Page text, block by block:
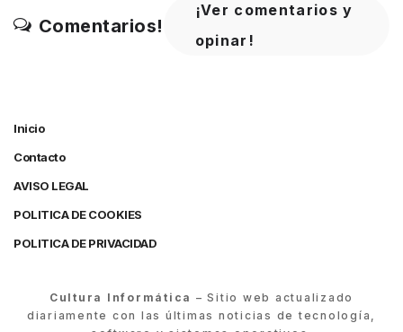
Comentarios!
¡Ver comentarios y
opinar!
Inicio
Contacto
AVISO LEGAL
POLITICA DE COOKIES
POLITICA DE PRIVACIDAD
Cultura Informática – Sitio web actualizado
diariamente con las últimas noticias de tecnología,